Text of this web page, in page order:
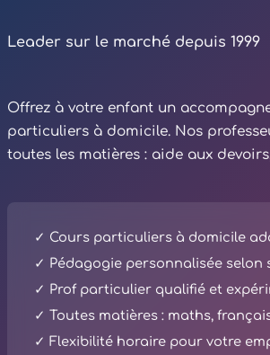
Leader sur le marché depuis 1999
Offrez à votre enfant un
particuliers à domicile. Nos
toutes les matières : aide aux
✓ Cours particuliers à domicile
✓ Pédagogie personnalisée selon
✓ Prof particulier qualifié et
✓ Toutes matières : maths,
✓ Flexibilité horaire pour votre